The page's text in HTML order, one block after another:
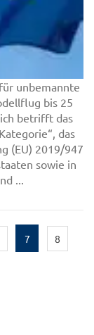
unbemannte
bis 25
betrifft das
das
(EU) 2019/947
sowie in
...
7 8